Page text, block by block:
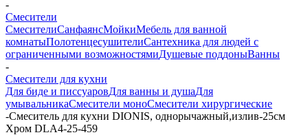
-
Смесители
СмесителиСанфаянсМойкиМебель для ванной
комнатыПолотенцесушителиСантехника для людей с
ограниченными возможностямиДушевые поддоныВанны
-
Смесители для кухни
Для биде и писсуаровДля ванны и душаДля
умывальникаСмесители моноСмесители хирургические
-Смеситель для кухни DIONIS, однорычажный,излив-25см
Хром DLA4-25-459